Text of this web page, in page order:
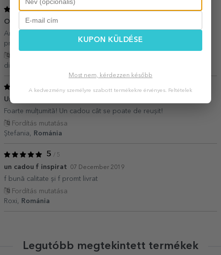
5/ 5
O solutie bomba in situatii de criza
Am comandat cadoul pe ultima suta de metri si am reusit sa l
primesc exact la timp.
diana,
/ 5
Un cadou reușit!
Foarte mulțumită! Un cadou cât se poate de reușit!
Fordítás mutatása
Ștefania,
Románia
5 / 5
un cadou f inspirat 07 December 2019
f bună calitate și f promt livrat
Fordítás mutatása
Roxi,
Románia
Legutóbb megtekintett termékek
KUPON KÜLDÉSE
Most nem, kérdezzen később
A kedvezmény személyre szabott termékekre érvényes. Feltételek